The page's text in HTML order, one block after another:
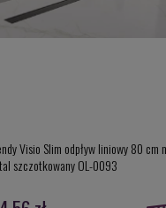
Visio Slim odpływ liniowy 80 cm
szczotkowany OL-0093